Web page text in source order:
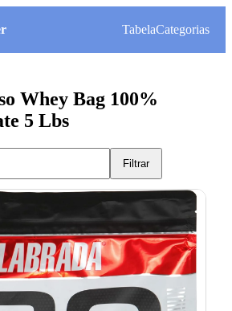
TabelaCategorias
Whey Bag 100%
5 Lbs
Filtrar